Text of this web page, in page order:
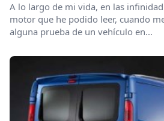
A lo largo de mi vida, en las
motor que he podido leer, cuando
alguna prueba de un vehículo en...